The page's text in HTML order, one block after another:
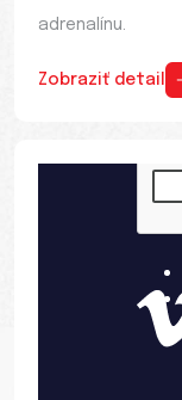
adrenalínu.
Zobraziť detail